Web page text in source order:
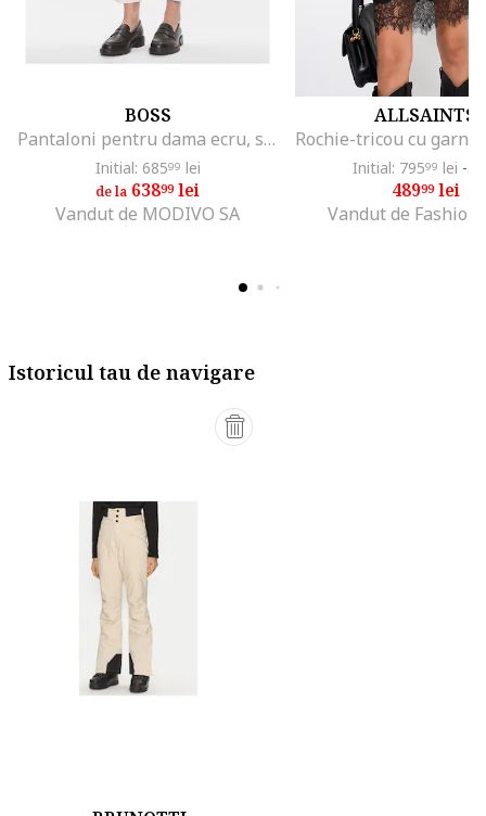
BOSS
Pantaloni pentru dama ecru, stofa
Initial: 68599 lei
de la 63899lei
Vandut de MODIVO SA
ALLSAINTS
Initial: 79599 lei -
48999lei
Vandut de Fashion
Istoricul tau de navigare